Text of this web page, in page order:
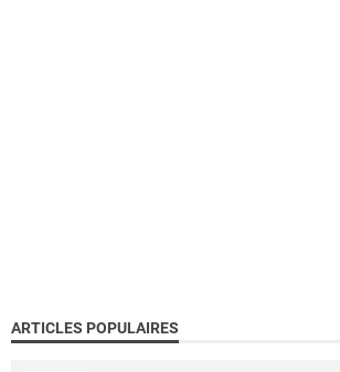
ARTICLES POPULAIRES